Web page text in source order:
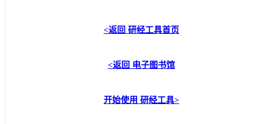
<返回 研经工具首页
<返回 电子图书馆
开始使用 研经工具>